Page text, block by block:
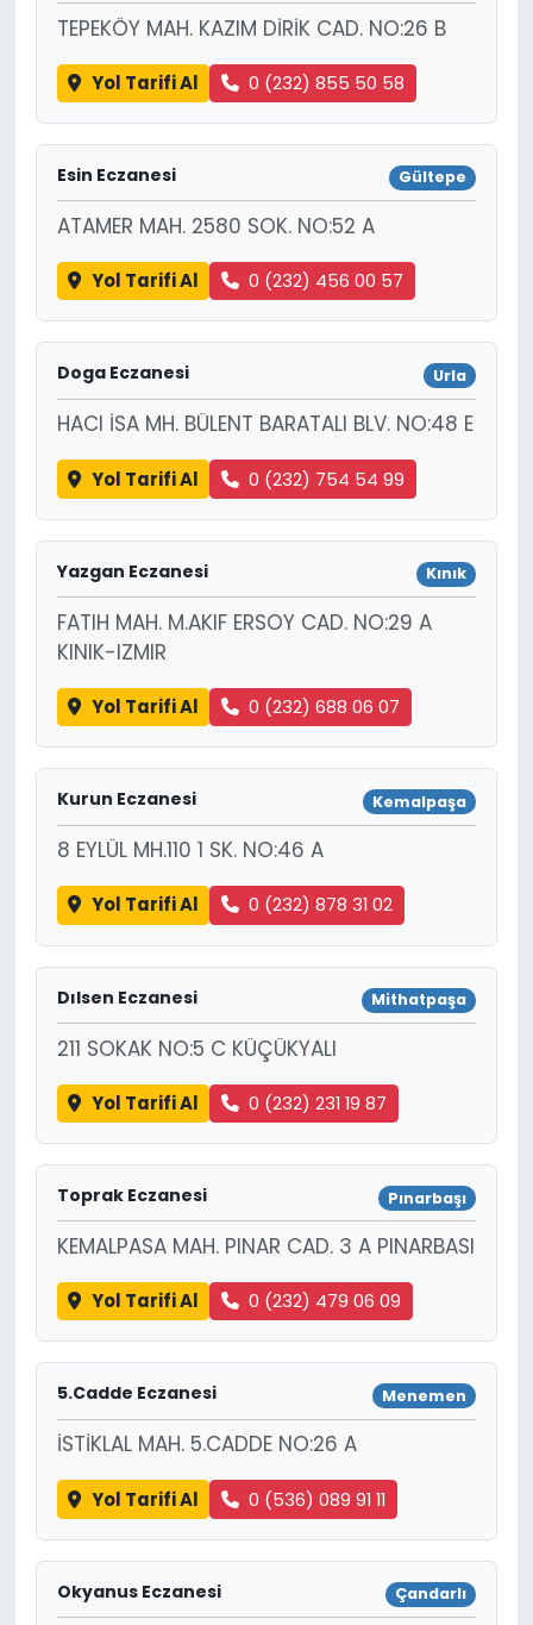
TEPEKÖY MAH. KAZIM DİRİK CAD. NO:26 B
Yol Tarifi Al 0 (232) 855 50 58
Esin Eczanesi Gültepe
ATAMER MAH. 2580 SOK. NO:52 A
Yol Tarifi Al 0 (232) 456 00 57
Doga Eczanesi Urla
HACI İSA MH. BÜLENT BARATALI BLV. NO:48 E
Yol Tarifi Al 0 (232) 754 54 99
Yazgan Eczanesi Kınık
FATIH MAH. M.AKIF ERSOY CAD. NO:29 A
KINIK-IZMIR
Yol Tarifi Al 0 (232) 688 06 07
Kurun Eczanesi Kemalpaşa
8 EYLÜL MH.110 1 SK. NO:46 A
Yol Tarifi Al 0 (232) 878 31 02
Dılsen Eczanesi Mithatpaşa
211 SOKAK NO:5 C KÜÇÜKYALI
Yol Tarifi Al 0 (232) 231 19 87
Toprak Eczanesi Pınarbaşı
KEMALPASA MAH. PINAR CAD. 3 A PINARBASI
Yol Tarifi Al 0 (232) 479 06 09
5.Cadde Eczanesi Menemen
İSTİKLAL MAH. 5.CADDE NO:26 A
Yol Tarifi Al 0 (536) 089 91 11
Okyanus Eczanesi Çandarlı